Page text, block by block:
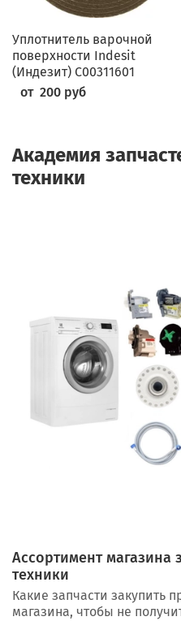
Уплотнитель варочной
поверхности Indesit
(Индезит) C00311601
от 200 руб
Академия
техники
Ассортимент магазина
техники
Какие запчасти закупить
магазина, чтобы не